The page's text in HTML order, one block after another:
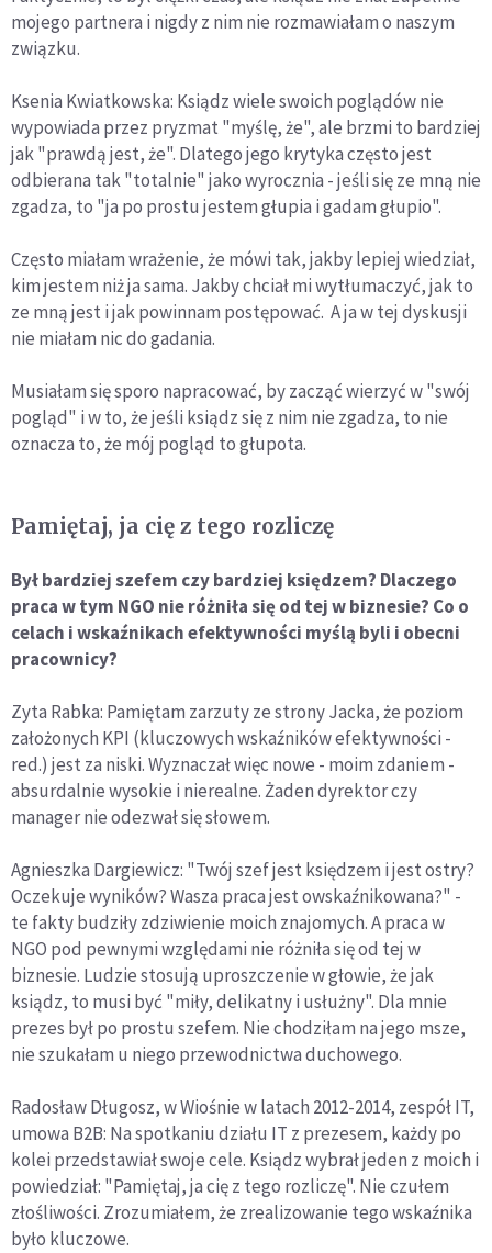
mojego partnera i nigdy z nim nie rozmawiałam o naszym
związku.
Ksenia Kwiatkowska: Ksiądz wiele swoich poglądów nie
wypowiada przez pryzmat "myślę, że", ale brzmi to bardziej
jak "prawdą jest, że". Dlatego jego krytyka często jest
odbierana tak "totalnie" jako wyrocznia - jeśli się ze mną nie
zgadza, to "ja po prostu jestem głupia i gadam głupio".
Często miałam wrażenie, że mówi tak, jakby lepiej wiedział,
kim jestem niż ja sama. Jakby chciał mi wytłumaczyć, jak to
ze mną jest i jak powinnam postępować. A ja w tej dyskusji
nie miałam nic do gadania.
Musiałam się sporo napracować, by zacząć wierzyć w "swój
pogląd" i w to, że jeśli ksiądz się z nim nie zgadza, to nie
oznacza to, że mój pogląd to głupota.
Pamiętaj, ja cię z tego rozliczę
Był bardziej szefem czy bardziej księdzem? Dlaczego
praca w tym NGO nie różniła się od tej w biznesie? Co o
celach i wskaźnikach efektywności myślą byli i obecni
pracownicy?
Zyta Rabka: Pamiętam zarzuty ze strony Jacka, że poziom
założonych KPI (kluczowych wskaźników efektywności -
red.) jest za niski. Wyznaczał więc nowe - moim zdaniem -
absurdalnie wysokie i nierealne. Żaden dyrektor czy
manager nie odezwał się słowem.
Agnieszka Dargiewicz: "Twój szef jest księdzem i jest ostry?
Oczekuje wyników? Wasza praca jest owskaźnikowana?" -
te fakty budziły zdziwienie moich znajomych. A praca w
NGO pod pewnymi względami nie różniła się od tej w
biznesie. Ludzie stosują uproszczenie w głowie, że jak
ksiądz, to musi być "miły, delikatny i usłużny". Dla mnie
prezes był po prostu szefem. Nie chodziłam na jego msze,
nie szukałam u niego przewodnictwa duchowego.
Radosław Długosz, w Wiośnie w latach 2012-2014, zespół IT,
umowa B2B: Na spotkaniu działu IT z prezesem, każdy po
kolei przedstawiał swoje cele. Ksiądz wybrał jeden z moich i
powiedział: "Pamiętaj, ja cię z tego rozliczę". Nie czułem
złośliwości. Zrozumiałem, że zrealizowanie tego wskaźnika
było kluczowe.